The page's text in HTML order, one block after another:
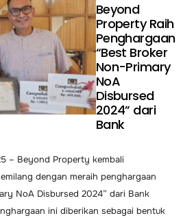
Beyond
Property Raih
Penghargaan
“Best Broker
Non-Primary
NoA
Disbursed
2024” dari
Bank
– Beyond Property kembali
dengan meraih penghargaan
NoA Disbursed 2024” dari Bank
ini diberikan sebagai bentuk